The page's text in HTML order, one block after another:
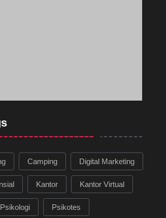
Camping Digital Marketing
Kantor Kantor Virtual
Psikologi Psikotes